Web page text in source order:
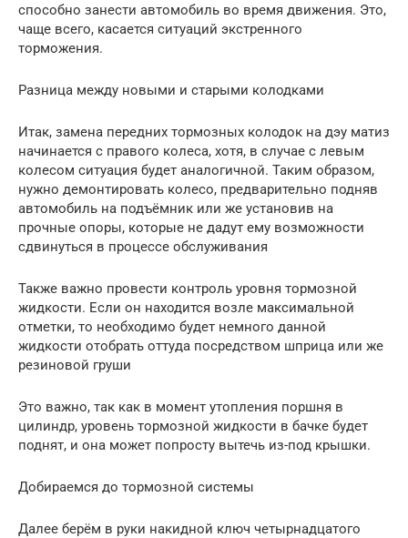
способно занести автомобиль во время движения. Это,
чаще всего, касается ситуаций экстренного
торможения.
Разница между новыми и старыми колодками
Итак, замена передних тормозных колодок на дэу матиз
начинается с правого колеса, хотя, в случае с левым
колесом ситуация будет аналогичной. Таким образом,
нужно демонтировать колесо, предварительно подняв
автомобиль на подъёмник или же установив на
прочные опоры, которые не дадут ему возможности
сдвинуться в процессе обслуживания
Также важно провести контроль уровня тормозной
жидкости. Если он находится возле максимальной
отметки, то необходимо будет немного данной
жидкости отобрать оттуда посредством шприца или же
резиновой груши
Это важно, так как в момент утопления поршня в
цилиндр, уровень тормозной жидкости в бачке будет
поднят, и она может попросту вытечь из-под крышки.
Добираемся до тормозной системы
Далее берём в руки накидной ключ четырнадцатого